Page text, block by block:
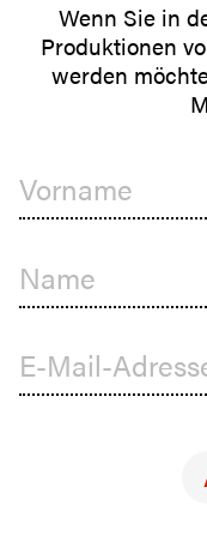
Wenn Sie in
Produktionen
werden
Vorname
Name
E-Mail-